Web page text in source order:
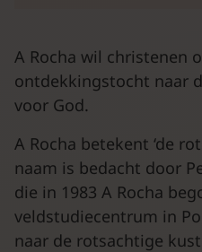
A Rocha wil christenen
ontdekkingstocht naar
voor God.
A Rocha betekent ‘de
naam is bedacht door
die in 1983 A Rocha
veldstudiecentrum in
naar de rotsachtige